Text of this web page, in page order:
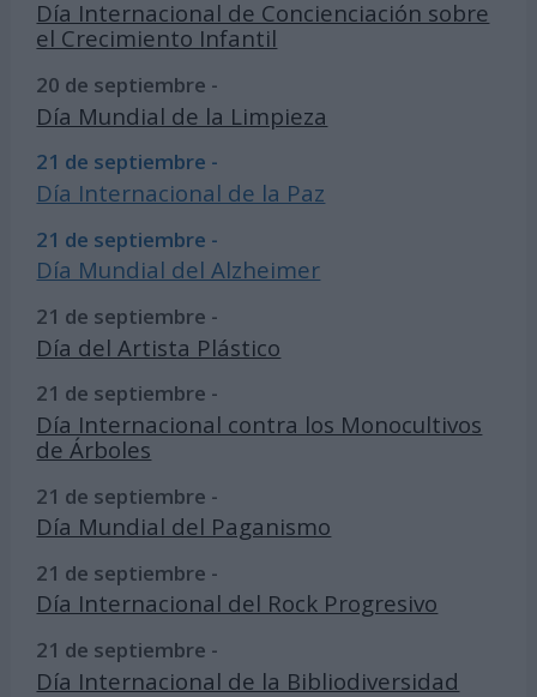
Día Internacional de Concienciación sobre
el Crecimiento Infantil
20 de septiembre -
Día Mundial de la Limpieza
21 de septiembre -
Día Internacional de la Paz
21 de septiembre -
Día Mundial del Alzheimer
21 de septiembre -
Día del Artista Plástico
21 de septiembre -
Día Internacional contra los Monocultivos
de Árboles
21 de septiembre -
Día Mundial del Paganismo
21 de septiembre -
Día Internacional del Rock Progresivo
21 de septiembre -
Día Internacional de la Bibliodiversidad